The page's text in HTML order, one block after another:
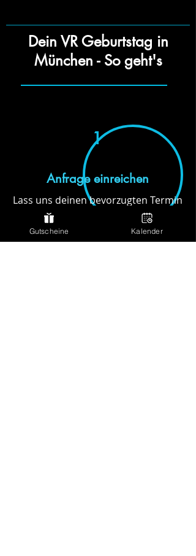
Dein VR Geburtstag in
München - So geht's
1
Anfrage einreichen
Lass uns deinen bevorzugten Termin
in München sowie die Zahl der Gäste
wissen. Das Formular für deine
Anfrage findest du hier.
Gutscheine Kalender